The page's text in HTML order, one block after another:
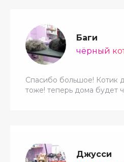
Баги
чёрный
Спасибо большое! Котик
тоже! теперь дома будет
Джусси